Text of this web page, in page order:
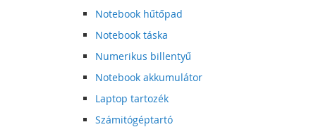
Notebook hűtőpad
Notebook táska
Numerikus billentyű
Notebook akkumulátor
Laptop tartozék
Számitógéptartó